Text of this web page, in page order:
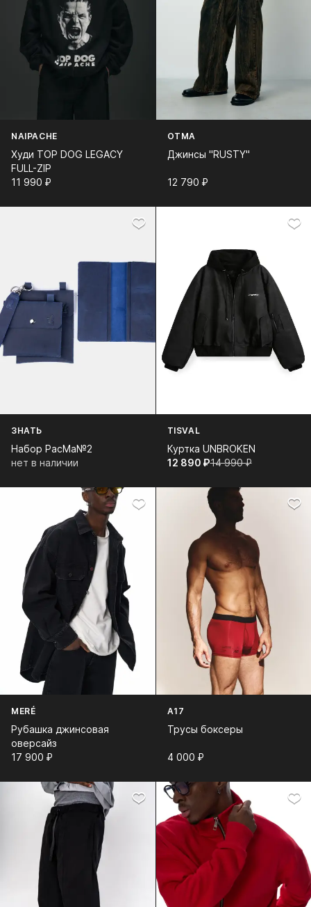
NAIPACHE
Худи TOP DOG LEGACY
FULL-ZIP
11 990⁠ ⁠₽
OTMA
Джинсы "RUSTY"
12 790⁠ ⁠₽
ЗНАТЬ
Набор PacMa№2
нет в наличии
TISVAL
Куртка UNBROKEN
12 890⁠ ⁠₽14 990⁠ ⁠₽
MERÉ
Рубашка джинсовая
оверсайз
17 900⁠ ⁠₽
A17
Трусы боксеры
4 000⁠ ⁠₽